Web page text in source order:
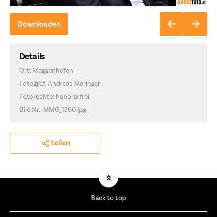
Downloaden
Details
Ort: Meggenhofen
Fotograf: Andreas Maringer
Fotorechte: honorarfrei
Bild Nr.: MMG_1360.jpg
teilen
Back to top